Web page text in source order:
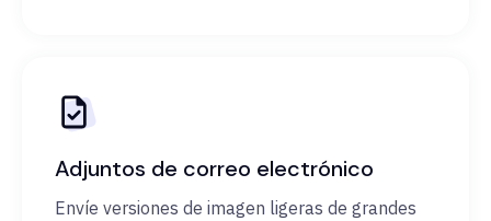
Adjuntos de correo electrónico
Envíe versiones de imagen ligeras de grandes